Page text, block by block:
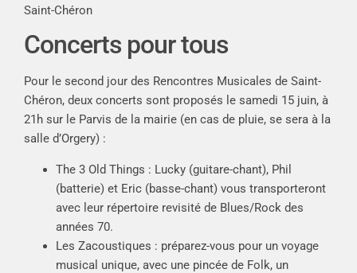
Saint-Chéron
Concerts pour tous
Pour le second jour des Rencontres Musicales de Saint-
Chéron, deux concerts sont proposés le samedi 15 juin, à
21h sur le Parvis de la mairie (en cas de pluie, se sera à la
salle d’Orgery) :
The 3 Old Things : Lucky (guitare-chant), Phil
(batterie) et Eric (basse-chant) vous transporteront
avec leur répertoire revisité de Blues/Rock des
années 70.
Les Zacoustiques : préparez-vous pour un voyage
musical unique, avec une pincée de Folk, un